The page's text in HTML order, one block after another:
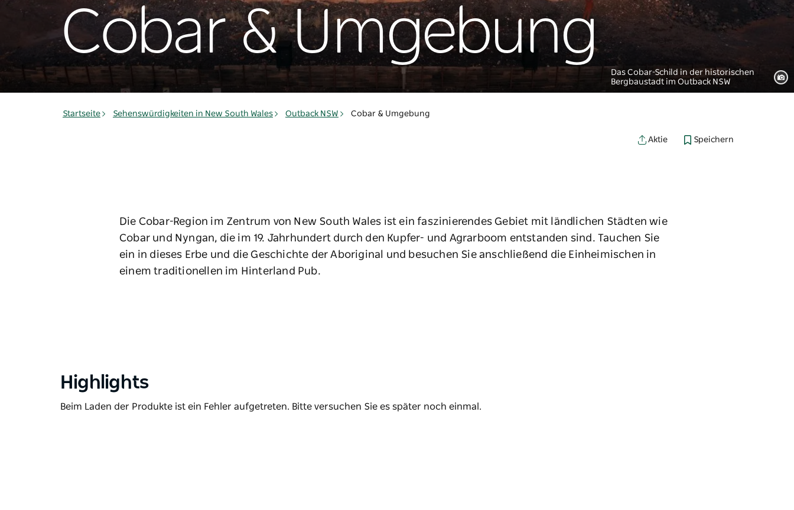
Cobar & Umgebung
Das Cobar-Schild in der historischen
Bergbaustadt im Outback NSW
Startseite Sehenswürdigkeiten in New South Wales Outback NSW Cobar & Umgebung
Aktie Speichern
Die Cobar-Region im Zentrum von New South Wales ist ein faszinierendes Gebiet mit ländlichen Städten wie
Cobar und Nyngan, die im 19. Jahrhundert durch den Kupfer- und Agrarboom entstanden sind. Tauchen Sie
ein in dieses Erbe und die Geschichte der Aboriginal und besuchen Sie anschließend die Einheimischen in
einem traditionellen im Hinterland Pub.
Highlights
Beim Laden der Produkte ist ein Fehler aufgetreten. Bitte versuchen Sie es später noch einmal.